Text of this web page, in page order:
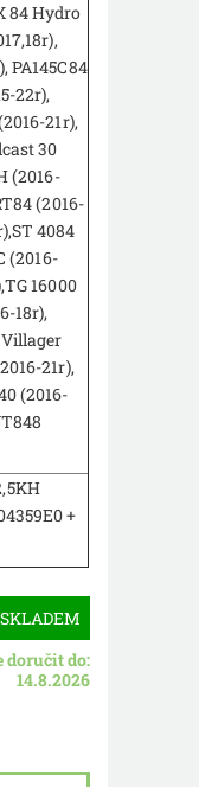
84 Hydro
PA145C84
22r),
21r),
30
(2016-
(2016-
4084
(2016-
16000
18r),
Villager
21r),
(2016-
+
SKLADEM
doručit do:
14.8.2026